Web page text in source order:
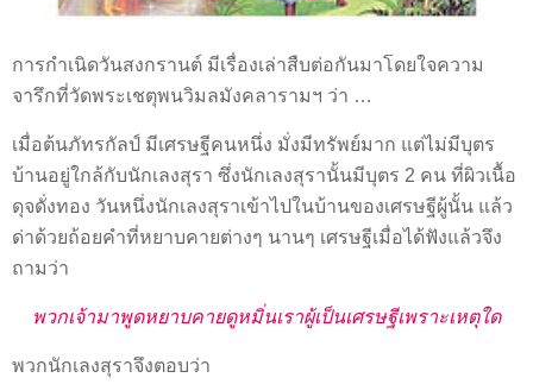
การกำเนิดวันสงกรานต์ มีเรื่องเล่าสืบต่อกันมาโดยใจความ
จารึกที่วัดพระเชตุพนวิมลมังคลารามฯ ว่า …
เมื่อต้นภัทรกัลป์ มีเศรษฐีคนหนึ่ง มั่งมีทรัพย์มาก แต่ไม่มีบุตร
บ้านอยู่ใกล้กับนักเลงสุรา ซึ่งนักเลงสุรานั้นมีบุตร 2 คน ที่ผิวเนื้อ
ดุจดั่งทอง วันหนึ่งนักเลงสุราเข้าไปในบ้านของเศรษฐีผู้นั้น แล้ว
ด่าด้วยถ้อยคำที่หยาบคายต่างๆ นานๆ เศรษฐีเมื่อได้ฟังแล้วจึง
ถามว่า
พวกเจ้ามาพูดหยาบคายดูหมิ่นเราผู้เป็นเศรษฐีเพราะเหตุใด
พวกนักเลงสุราจึงตอบว่า